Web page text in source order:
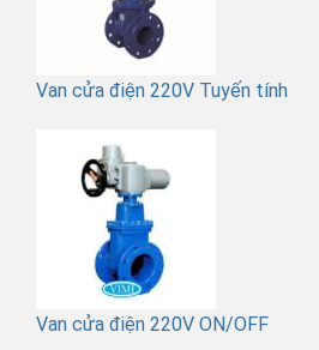
Van cửa điện 220V Tuyến tính
Van cửa điện 220V ON/OFF